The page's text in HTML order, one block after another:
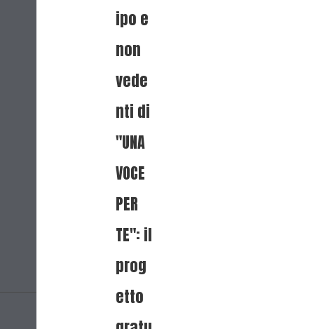
ipo e
non
vede
nti di
"UNA
VOCE
PER
TE": il
prog
etto